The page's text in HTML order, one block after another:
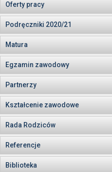
Oferty pracy
Podręczniki 2020/21
Matura
Egzamin zawodowy
Partnerzy
Kształcenie zawodowe
Rada Rodziców
Referencje
Biblioteka